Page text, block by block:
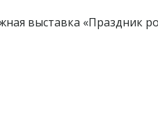
выставка «Праздник